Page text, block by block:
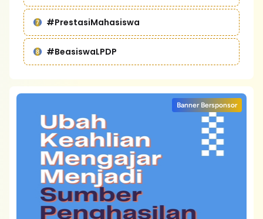
#PrestasiMahasiswa
#BeasiswaLPDP
Banner Bersponsor